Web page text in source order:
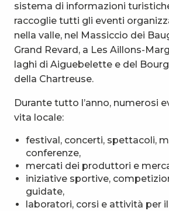
sistema di informazioni
raccoglie tutti gli eventi
nella valle, nel Massiccio dei
Grand Revard, a Les Aillons-
laghi di Aiguebelette e del
della Chartreuse.
Durante tutto l’anno, numerosi
vita locale:
festival, concerti, spettacoli,
conferenze,
mercati dei produttori e
iniziative sportive,
guidate,
laboratori, corsi e attività per